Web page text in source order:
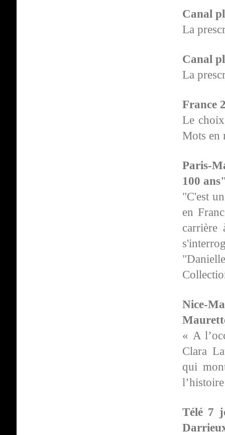
Canal
La
Canal
La
France
Le
Mots en
Paris-
100
"C'est
en
Nice-
« A
Clara
qui
Télé 7